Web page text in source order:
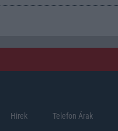
Hirek Telefon Árak